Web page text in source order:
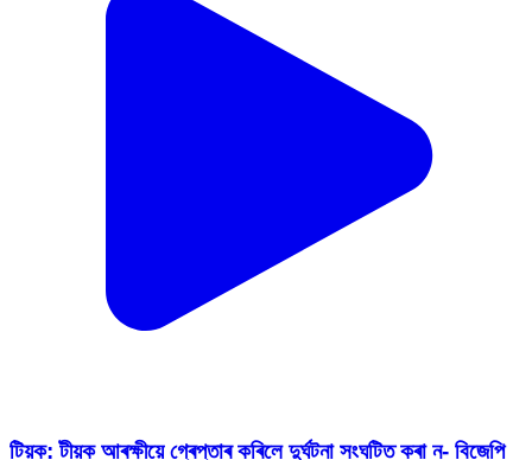
টিয়ক: টীয়ক আৰক্ষীয়ে গ্ৰেপ্তাৰ কৰিলে দুৰ্ঘটনা সংঘটিত কৰা ন- বিজেপি